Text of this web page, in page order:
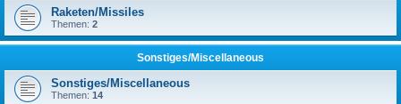
Raketen/Missiles
Themen: 2
Sonstiges/Miscellaneous
Sonstiges/Miscellaneous
Themen: 14